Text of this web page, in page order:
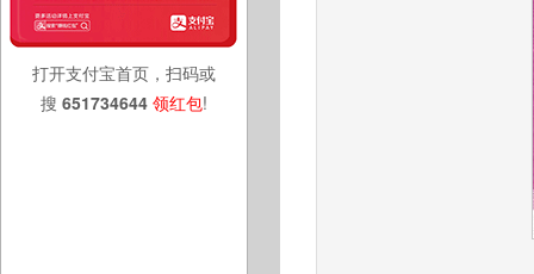
打开支付宝首页，扫码或
搜 651734644 领红包!